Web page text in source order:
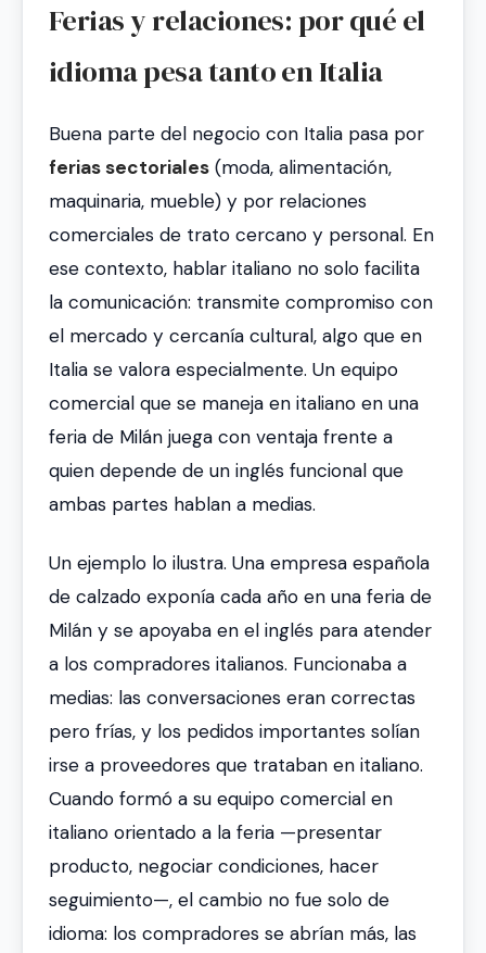
Ferias y relaciones: por qué el
idioma pesa tanto en Italia
Buena parte del negocio con Italia pasa por
ferias sectoriales (moda, alimentación,
maquinaria, mueble) y por relaciones
comerciales de trato cercano y personal. En
ese contexto, hablar italiano no solo facilita
la comunicación: transmite compromiso con
el mercado y cercanía cultural, algo que en
Italia se valora especialmente. Un equipo
comercial que se maneja en italiano en una
feria de Milán juega con ventaja frente a
quien depende de un inglés funcional que
ambas partes hablan a medias.
Un ejemplo lo ilustra. Una empresa española
de calzado exponía cada año en una feria de
Milán y se apoyaba en el inglés para atender
a los compradores italianos. Funcionaba a
medias: las conversaciones eran correctas
pero frías, y los pedidos importantes solían
irse a proveedores que trataban en italiano.
Cuando formó a su equipo comercial en
italiano orientado a la feria —presentar
producto, negociar condiciones, hacer
seguimiento—, el cambio no fue solo de
idioma: los compradores se abrían más, las